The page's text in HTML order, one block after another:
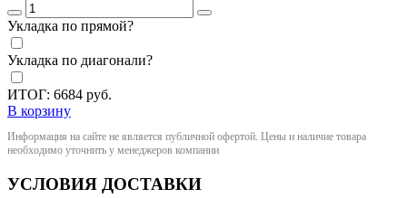
Укладка по прямой?
Укладка по диагонали?
ИТОГ: 6684 руб.
В корзину
Информация на сайте не является публичной офертой. Цены и наличие товара
необходимо уточнить у менеджеров компании
УСЛОВИЯ ДОСТАВКИ